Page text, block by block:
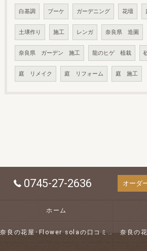
白基調 ブーケ ガーデニング 花壇
土壌作り 施工 レンガ 奈良県 造園
奈良県 ガーデン 施工 龍のヒゲ 植栽
庭 リメイク 庭 リフォーム 庭 施工
0745-27-2636 オーダ
ホーム
奈良の花屋･Flower solaの口コミ情報 奈良の